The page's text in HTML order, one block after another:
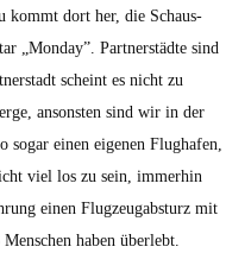
kommt dort her, die Schaus­
„Mon­day”. Part­ner­städte sind
scheint es nicht zu
anson­sten sind wir in der
sog­ar einen eige­nen Flughafen,
viel los zu sein, immer­hin
einen Flugzeu­gab­sturz mit
haben über­lebt.